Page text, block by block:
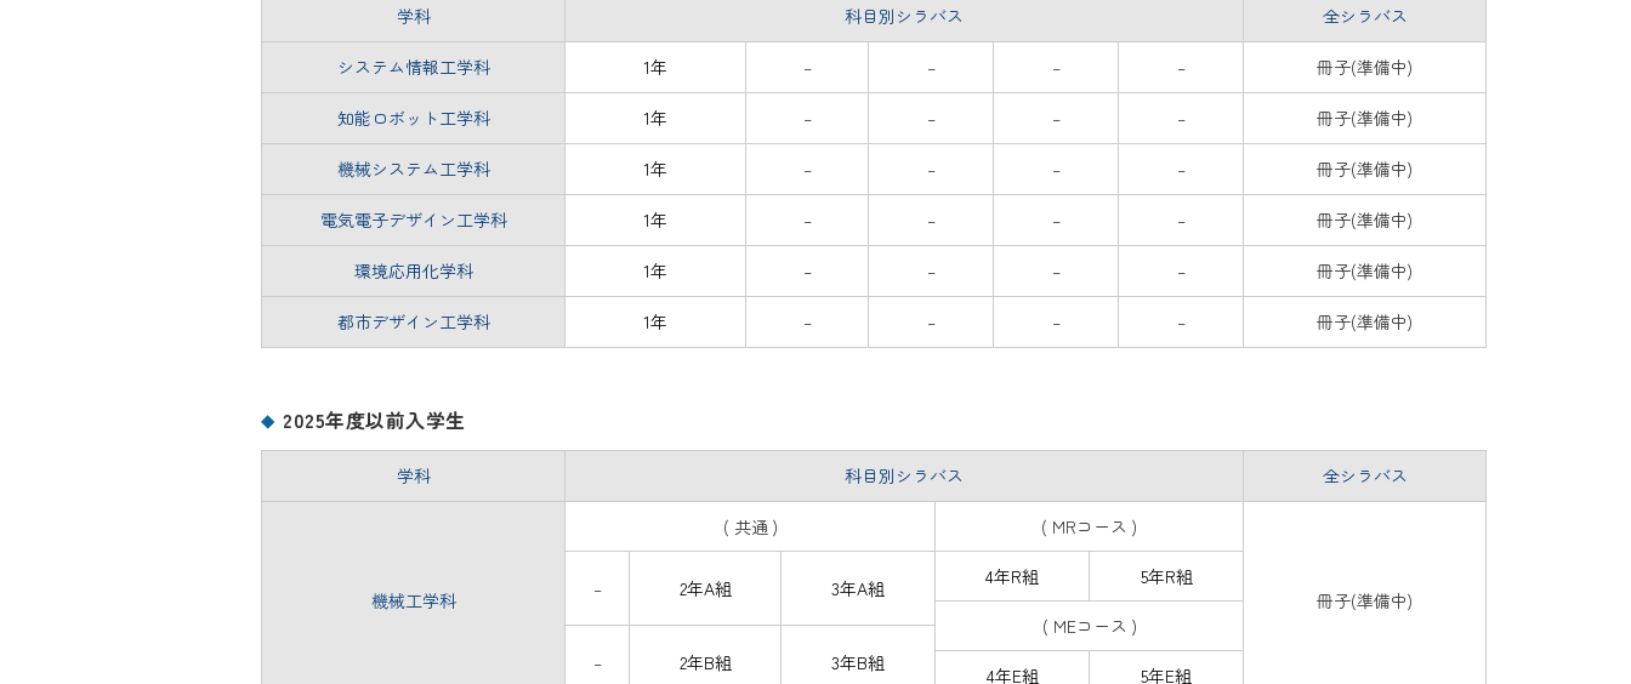
学科 科目別シラバス 全シラバス
システム情報工学科 1年 – – – – 冊子(準備中)
知能ロボット工学科 1年 – – – – 冊子(準備中)
機械システム工学科 1年 – – – – 冊子(準備中)
電気電子デザイン工学科 1年 – – – – 冊子(準備中)
環境応用化学科 1年 – – – – 冊子(準備中)
都市デザイン工学科 1年 – – – – 冊子(準備中)
2025年度以前入学生
学科 科目別シラバス 全シラバス
機械工学科
( 共通 ) ( MRコース )
冊子(準備中)
– 2年A組 3年A組 4年R組 5年R組
( MEコース )
–
2年B組 3年B組
4年E組 5年E組